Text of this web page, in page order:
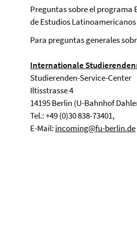
Preguntas sobre el programa
de Estudios Latinoamericanos
Para preguntas generales
Internationale
Studierenden-Service-Center
Iltisstrasse 4
14195 Berlin (U-Bahnhof
Tel.: +49 (0)30 838-73401,
E-Mail: incoming@fu-berlin.de